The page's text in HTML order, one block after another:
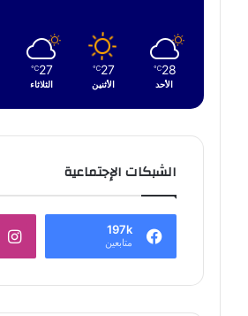
28
℃
الأحد
27
℃
الأثنين
27
℃
الثلاثاء
الشبكات الإجتماعية
197k
متابعين